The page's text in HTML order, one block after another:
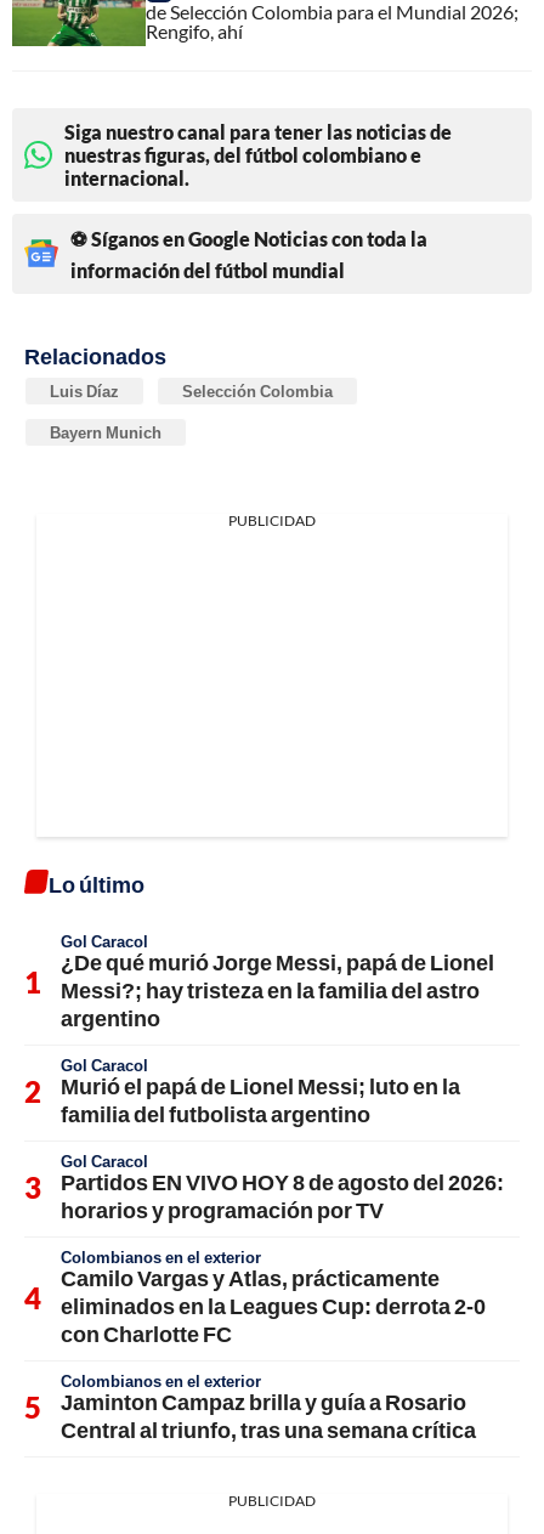
de Selección Colombia para el Mundial 2026;
Rengifo, ahí
Siga nuestro canal para tener las noticias de
nuestras figuras, del fútbol colombiano e
internacional.
⚽ Síganos en Google Noticias con toda la
información del fútbol mundial
Relacionados
Luis Díaz Selección Colombia
Bayern Munich
PUBLICIDAD
Lo último
Gol Caracol
¿De qué murió Jorge Messi, papá de Lionel
Messi?; hay tristeza en la familia del astro
argentino
Gol Caracol
Murió el papá de Lionel Messi; luto en la
familia del futbolista argentino
Gol Caracol
Partidos EN VIVO HOY 8 de agosto del 2026:
horarios y programación por TV
Colombianos en el exterior
Camilo Vargas y Atlas, prácticamente
eliminados en la Leagues Cup: derrota 2-0
con Charlotte FC
Colombianos en el exterior
Jaminton Campaz brilla y guía a Rosario
Central al triunfo, tras una semana crítica
PUBLICIDAD